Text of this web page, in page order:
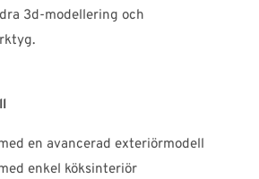
3d-modellering och
en avancerad exteriörmodell
enkel köksinteriör